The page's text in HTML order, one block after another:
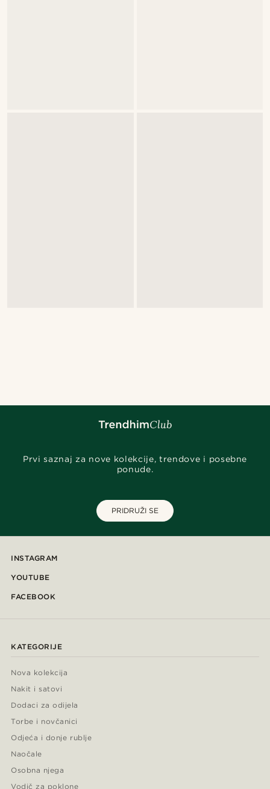
Prvi saznaj za nove kolekcije, trendove i posebne
ponude.
PRIDRUŽI SE
INSTAGRAM
YOUTUBE
FACEBOOK
KATEGORIJE
Nova kolekcija
Nakit i satovi
Dodaci za odijela
Torbe i novčanici
Odjeća i donje rublje
Naočale
Osobna njega
Vodič za poklone